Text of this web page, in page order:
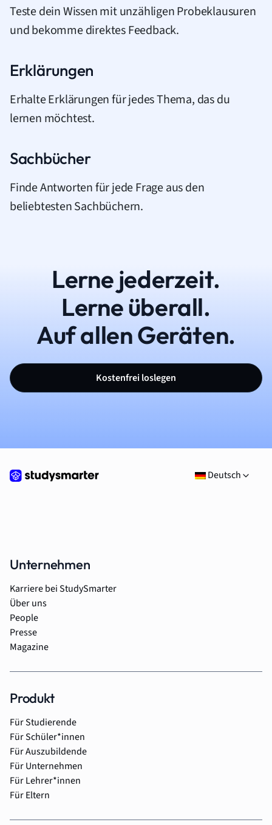
Teste dein Wissen mit unzähligen Probeklausuren
und bekomme direktes Feedback.
Erklärungen
Erhalte Erklärungen für jedes Thema, das du
lernen möchtest.
Sachbücher
Finde Antworten für jede Frage aus den
beliebtesten Sachbüchern.
Lerne jederzeit.
Lerne überall.
Auf allen Geräten.
Kostenfrei loslegen
Deutsch
Unternehmen
Karriere bei StudySmarter
Über uns
People
Presse
Magazine
Produkt
Für Studierende
Für Schüler*innen
Für Auszubildende
Für Unternehmen
Für Lehrer*innen
Für Eltern